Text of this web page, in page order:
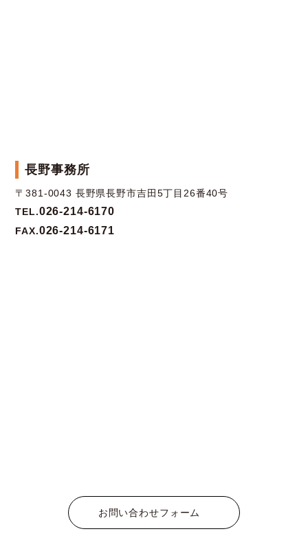
長野事務所
〒381-0043 長野県長野市吉田5丁目26番40号
TEL.026-214-6170
FAX.026-214-6171
お問い合わせフォーム